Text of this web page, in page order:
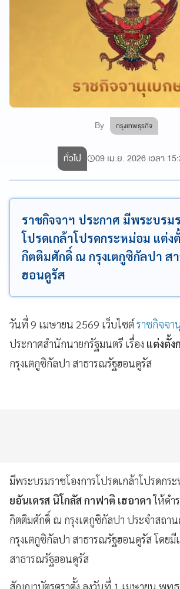
By กรุงเทพธุรกิจ
ทั่วไป 09 เม.ย. 2026 เวลา
ราชกิจจาฯ ประกาศ มีพระบรม
โปรดเกล้าโปรดกระหม่อม แต่ง
กิตติมศักดิ์ ณ กรุงเตกูซิกัลปา ส
ฮอนดูรัส
วันที่ 9 เมษายน 2569 เว็บไซต์ ราชกิจจา
ประกาศสำนักนายกรัฐมนตรี เรื่อง แต่งตั้ง
กรุงเตกูซิกัลปา สาธารณรัฐฮอนดูรัส
มีพระบรมราชโองการโปรดเกล้าโปรดกร
ยอันเดรส นิโกลัส กาฟาติ เฮอาดาให้ดำ
กิตติมศักดิ์ ณ กรุงเตกูซิกัลปา ประจำสถา
กรุงเตกูซิกัลปา สาธารณรัฐฮอนดูรัส โดย
สาธารณรัฐฮอนดูรัส
สัญญาบัตรตราตั้ง ลงวันที่ 1 เมษายน พุท